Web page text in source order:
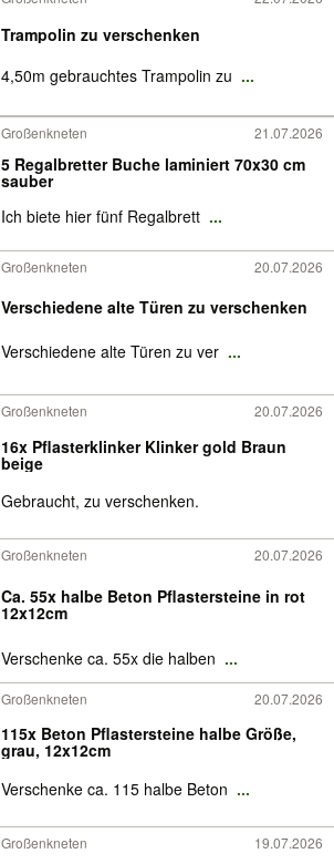
Trampolin zu verschenken
4,50m gebrauchtes Trampolin zu ...
Großenkneten 21.07.2026
5 Regalbretter Buche laminiert 70x30 cm
sauber
Ich biete hier fünf Regalbrett ...
Großenkneten 20.07.2026
Verschiedene alte Türen zu verschenken
Verschiedene alte Türen zu ver ...
Großenkneten 20.07.2026
16x Pflasterklinker Klinker gold Braun
beige
Gebraucht, zu verschenken.
Großenkneten 20.07.2026
Ca. 55x halbe Beton Pflastersteine in rot
12x12cm
Verschenke ca. 55x die halben ...
Großenkneten 20.07.2026
115x Beton Pflastersteine halbe Größe,
grau, 12x12cm
Verschenke ca. 115 halbe Beton ...
Großenkneten 19.07.2026